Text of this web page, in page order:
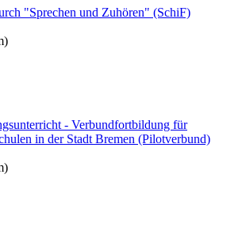
"Sprechen und Zuhören" (SchiF)
- Verbundfortbildung für
in der Stadt Bremen (Pilotverbund)